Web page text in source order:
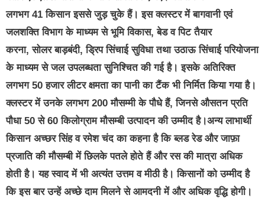
लगभग 41 किसान इससे जुड़ चुके हैं। इस क्लस्टर में बागवानी एवं
जलशक्ति विभाग के माध्यम से भूमि विकास, बेड व पिट तैयार
करना, सोलर बाड़बंदी, ड्रिप सिंचाई सुविधा तथा उठाऊ सिंचाई परियोजना
के माध्यम से जल उपलब्धता सुनिश्चित की गई है। इसके अतिरिक्त
लगभग 50 हजार लीटर क्षमता का पानी का टैंक भी निर्मित किया गया है।
क्लस्टर में उनके लगभग 200 मौसम्मी के पौधे हैं, जिनसे औसतन प्रति
पौधा 50 से 60 किलोग्राम मौसम्बी उत्पादन की उम्मीद है।अन्य लाभार्थी
किसान अच्छर सिंह व रमेश चंद का कहना है कि ब्लड रेड और जाफ़ा
प्रजाति की मौसम्बी में छिलके पतले होते हैं और रस की मात्रा अधिक
होती है। यह स्वाद में भी अत्यंत उत्तम व मीठी है। किसानों को उम्मीद है
कि इस बार उन्हें अच्छे दाम मिलने से आमदनी में और अधिक वृद्धि होगी।